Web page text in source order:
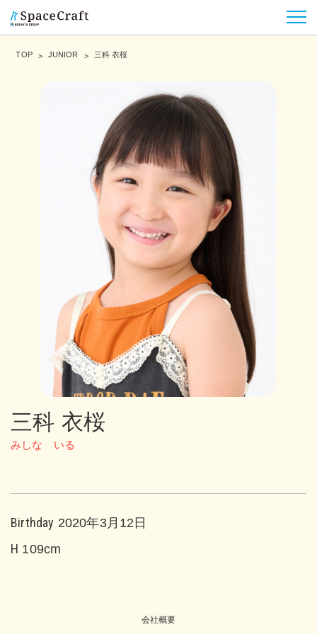
TOP JUNIOR 三科 衣桜
三科 衣桜
みしな いる
Birthday 2020年3月12日
H 109cm
会社概要